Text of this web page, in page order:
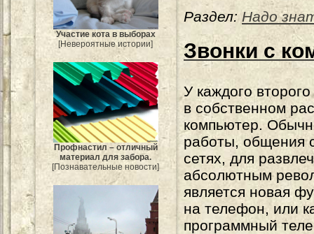
Участие кота в выборах
[Невероятные истории]
Профнастил – отличный
материал для забора.
[Познавательные новости]
Раздел: Надо
Звонки с
У каждого
в собственном
компьютер.
работы, общения
сетях, для
абсолютным
является новая
на телефон, или
программный